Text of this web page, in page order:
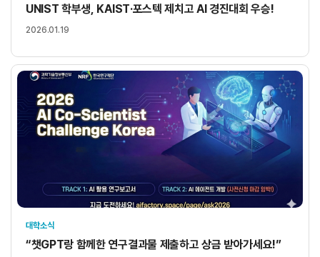
UNIST 학부생, KAIST·포스텍 제치고 AI 경진대회 우승!
2026.01.19
대학소식
“챗GPT랑 함께한 연구결과물 제출하고 상금 받아가세요!”